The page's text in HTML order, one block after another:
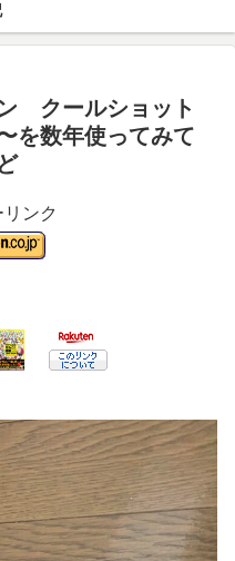
クールショット
を数年使ってみて
ンク